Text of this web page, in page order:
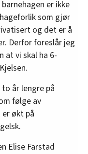
er ikke
som gjør
og det er å
Derfor foreslår jeg
vi skal ha 6-
år lengre på
følge av
økt på
Elise Farstad